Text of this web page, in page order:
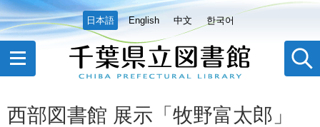
日本語 English 中文 한국어
西部図書館 展示「牧野富太郎」